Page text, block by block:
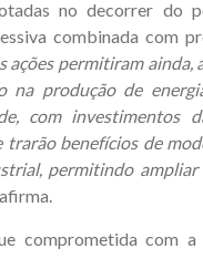
no decorrer do
combinada com
ações permitiram
na produção de
com investimentos
trarão benefícios de
, permitindo ampliar
afirma.
comprometida com a